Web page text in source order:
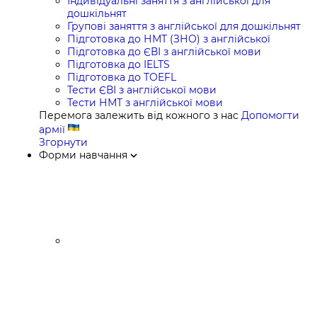
дошкільнят
Групові заняття з англійської для дошкільнят
Підготовка до НМТ (ЗНО) з англійської
Підготовка до ЄВІ з англійської мови
Підготовка до IELTS
Підготовка до TOEFL
Тести ЄВІ з англійської мови
Тести НМТ з англійської мови
Перемога залежить від кожного з нас Допомогти
армії
Згорнути
Форми навчання